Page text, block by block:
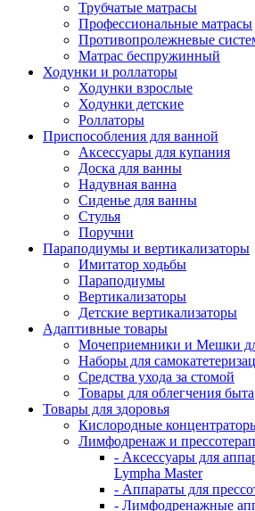
Трубчатые матрасы
Профессиональные матрасы
Противопролежневые
Матрас беспружинный
Ходунки и роллаторы
Ходунки взрослые
Ходунки детские
Роллаторы
Приспособления для ванной
Аксессуары для купания
Доска для ванны
Надувная ванна
Сиденье для ванны
Стулья
Поручни
Параподиумы и вертикализаторы
Имитатор ходьбы
Параподиумы
Вертикализаторы
Детские вертикализаторы
Адаптивные товары
Мочеприемники и Мешки
Наборы для
Средства ухода за стомой
Товары для облегчения быта
Товары для здоровья
Кислородные
Лимфодренаж и
- Аксессуары для
Lympha Master
- Аппараты для
- Лимфодренажные